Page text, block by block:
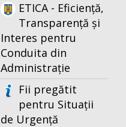
ETICA - Eficiență,
Transparență și
Interes pentru
Conduita din
Administrație
Fii pregătit
pentru Situații
de Urgență